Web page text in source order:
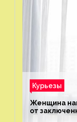
Курьезы
Женщина
от